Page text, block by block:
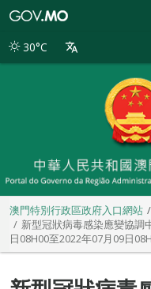
別
30°C
澳門特別行政區政府入口網站
新型冠狀病毒感染應變協調
日08H00至2022年07月09日